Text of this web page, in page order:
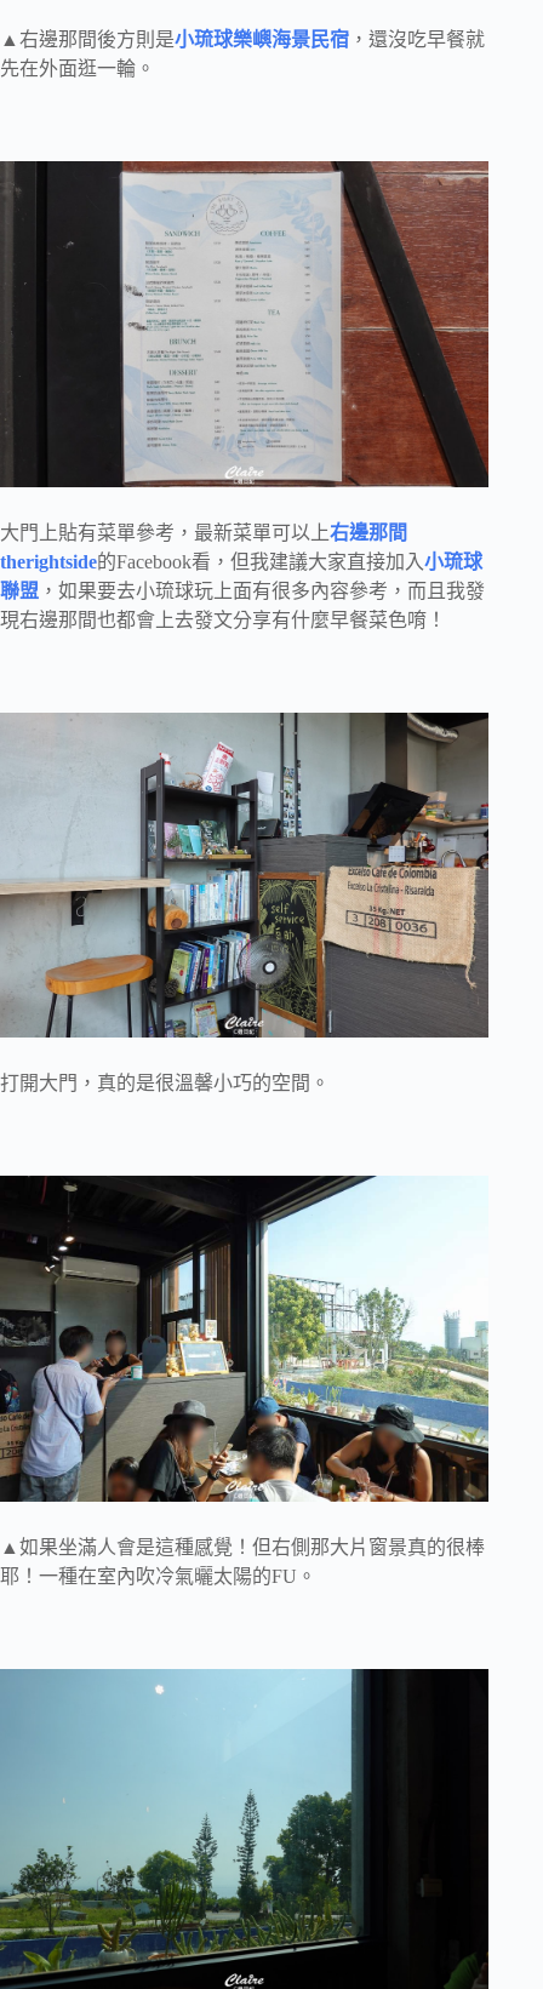
▲右邊那間後方則是小琉球樂嶼海景民宿 ，還沒吃早餐就
先在外面逛一輪。
大門上貼有菜單參考，最新菜單可以上右邊那間
therightside的Facebook看，但我建議大家直接加入小琉球
聯盟 ，如果要去小琉球玩上面有很多內容參考，而且我發
現右邊那間也都會上去發文分享有什麼早餐菜色唷！
打開大門，真的是很溫馨小巧的空間。
▲如果坐滿人會是這種感覺！但右側那大片窗景真的很棒
耶！一種在室內吹冷氣曬太陽的FU。